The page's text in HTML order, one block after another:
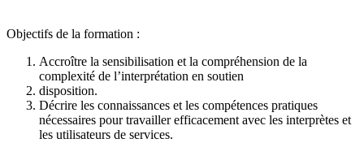
Objectifs de la formation :
Accroître la sensibilisation et la compréhension de la
complexité de l’interprétation en soutien
disposition.
Décrire les connaissances et les compétences pratiques
nécessaires pour travailler efficacement avec les interprètes et
les utilisateurs de services.